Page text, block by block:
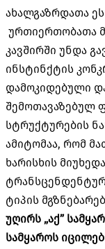
ახალგაზრდათა
ურთიერთობათა
კავშირში უნდა
ინსტინქტის
დამოკიდებული
შემოთავაზებულ
სტრუქტურების
ამიტომაა, რომ
ხარისხის
ტიპის
უღირს „აქ”
სამყაროს